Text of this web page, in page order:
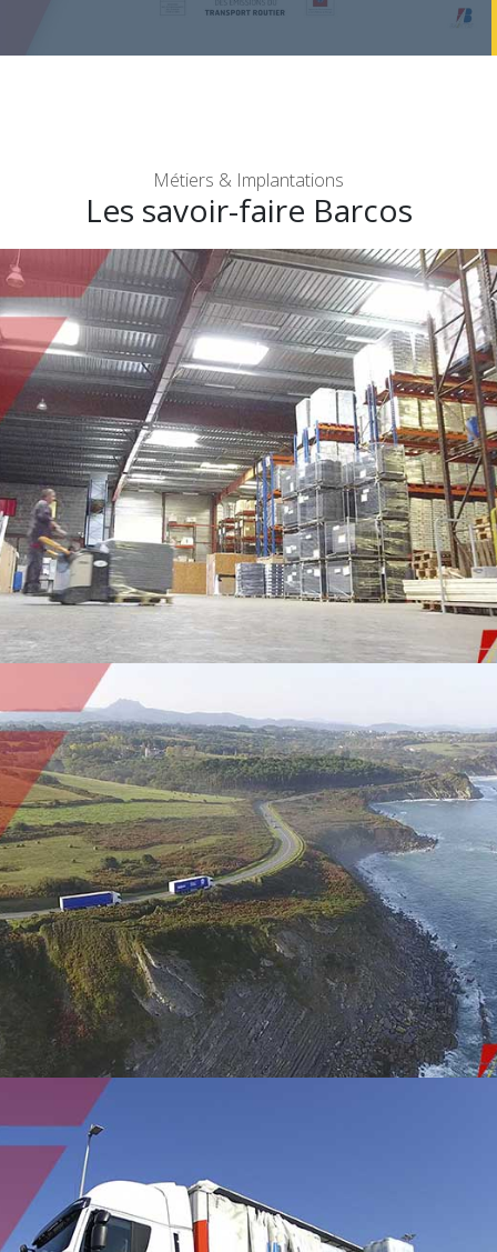
Métiers & Implantations
Les savoir-faire Barcos
LOGISTIQUE
TRANSPORT DURABLE
TRANSPORT ROUTIER